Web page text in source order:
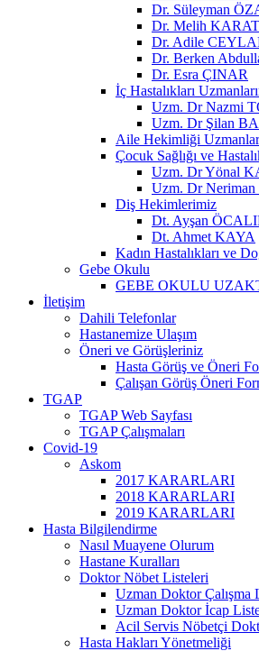
Dr. Süleyman
Dr. Melih
Dr. Adile
Dr. Berken
Dr. Esra ÇINAR
İç Hastalıkları
Uzm. Dr Nazmi
Uzm. Dr Şilan
Aile Hekimliği
Çocuk Sağlığı ve
Uzm. Dr Yönal
Uzm. Dr
Diş Hekimlerimiz
Dt. Ayşan
Dt. Ahmet KAYA
Kadın Hastalıkları ve
Gebe Okulu
GEBE OKULU
İletişim
Dahili Telefonlar
Hastanemize Ulaşım
Öneri ve Görüşleriniz
Hasta Görüş ve Öneri
Çalışan Görüş Öneri
TGAP
TGAP Web Sayfası
TGAP Çalışmaları
Covid-19
Askom
2017 KARARLARI
2018 KARARLARI
2019 KARARLARI
Hasta Bilgilendirme
Nasıl Muayene Olurum
Hastane Kuralları
Doktor Nöbet Listeleri
Uzman Doktor Çalışma
Uzman Doktor İcap
Acil Servis Nöbetçi
Hasta Hakları Yönetmeliği